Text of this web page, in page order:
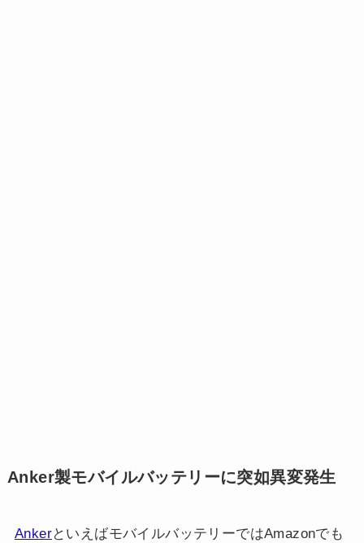
Anker製モバイルバッテリーに突如異変発生
AnkerといえばモバイルバッテリーではAmazonでも